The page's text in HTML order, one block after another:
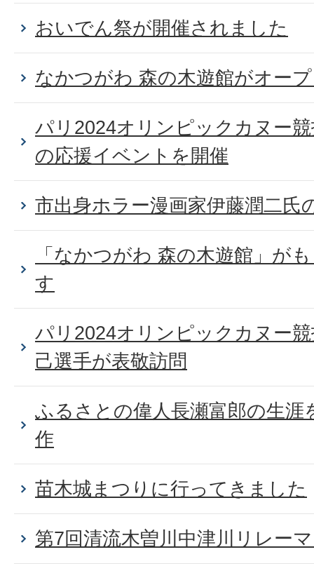
おいでん祭が開催されました
なかつがわ 森の木遊館がオー
パリ2024オリンピックカヌー
の応援イベントを開催
市出身ホラー漫画家伊藤潤二氏
「なかつがわ 森の木遊館」が
す
パリ2024オリンピックカヌー
己選手が表敬訪問
ふるさとの偉人長瀬富郎の生涯
作
苗木城まつりに行ってきました
第7回清流木曽川中津川リレー